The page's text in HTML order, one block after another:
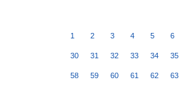
1 2 3 4 5 6
30 31 32 33 34 35
58 59 60 61 62 63